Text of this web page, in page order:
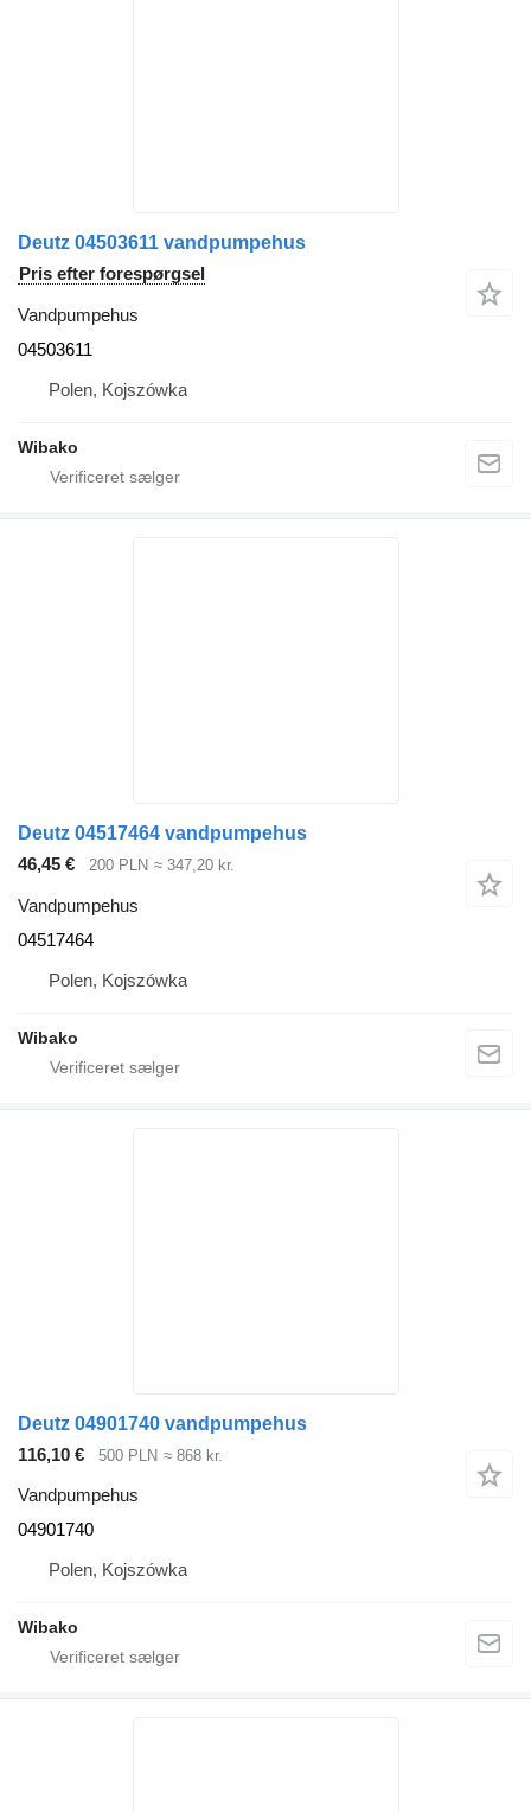
Deutz 04503611 vandpumpehus
Pris efter forespørgsel
Vandpumpehus
04503611
Polen, Kojszówka
Wibako
Deutz 04517464 vandpumpehus
46,45 €
200 PLN ≈ 347,20 kr.
Vandpumpehus
04517464
Polen, Kojszówka
Wibako
Deutz 04901740 vandpumpehus
116,10 €
500 PLN ≈ 868 kr.
Vandpumpehus
04901740
Polen, Kojszówka
Wibako